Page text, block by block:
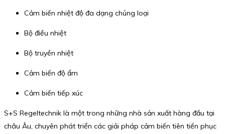
Cảm biến nhiệt độ đa dạng chủng loại
Bộ điều nhiệt
Bộ truyền nhiệt
Cảm biến độ ẩm
Cảm biến tiếp xúc
S+S Regeltechnik là một trong những nhà sản xuất hàng đầu tại
châu Âu, chuyên phát triển các giải pháp cảm biến tiên tiến phục